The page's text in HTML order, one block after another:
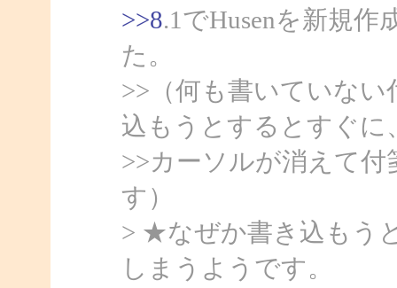
>>8.1でHusenを新規
た。
>>（何も書いていな
込もうとするとすぐに
>>カーソルが消えて
す）
> ★なぜか書き込もう
しまうようです。